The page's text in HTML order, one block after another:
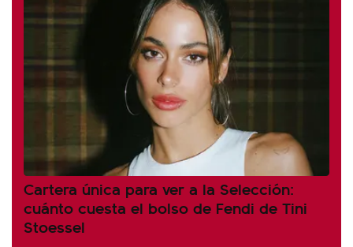
Cartera única para ver a la Selección:
cuánto cuesta el bolso de Fendi de Tini
Stoessel